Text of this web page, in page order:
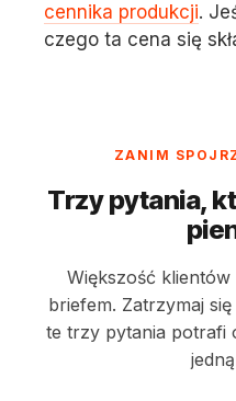
cennika produkcji.
czego ta cena się
ZANIM
Trzy pytania,
Większość
briefem. Zatrzymaj
te trzy pytania potrafi